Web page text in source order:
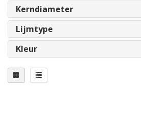
Kerndiameter
Lijmtype
Kleur